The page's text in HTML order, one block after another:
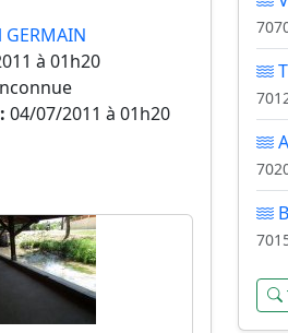
à 01h20
04/07/2011 à 01h20